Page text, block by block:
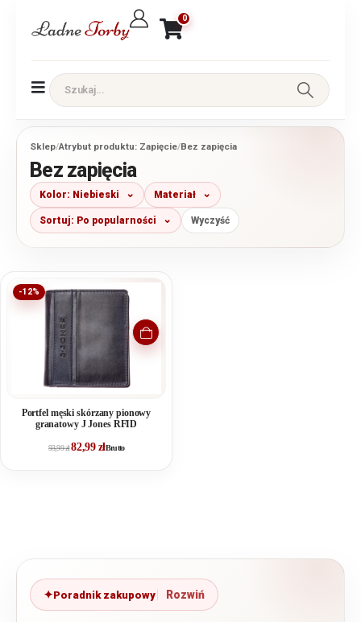
0
Sklep/Atrybut produktu: Zapięcie/Bez zapięcia
Bez zapięcia
Kolor: Niebieski Materiał
Sortuj: Po popularności Wyczyść
-12%
Portfel męski skórzany pionowy
granatowy J Jones RFID
93,99zł82,99 złBrutto
Poradnik zakupowy